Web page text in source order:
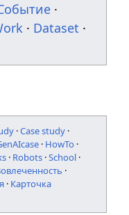
·
· Dataset ·
·Case study ·
· HowTo ·
· Robots ·School ·
·
· Карточка